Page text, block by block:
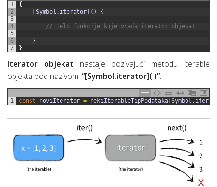
1
2
3
4
5
6
7
{
[Symbol . iterator] ( ) {
// Telo funkcije koje vraća iterator objekat
}
}
Iterator objekat nastaje pozivajući metodu iterable
objekta pod nazivom: “[Symbol.iterator]( )”.
1 const noviIterator = nekiIterableTipPodataka [Symbol .